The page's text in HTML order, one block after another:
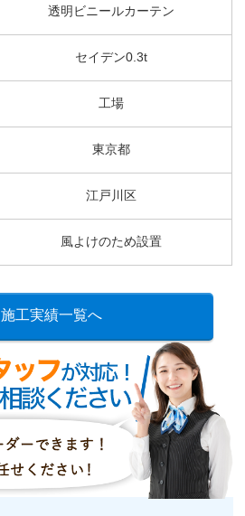
透明ビニールカーテン
セイデン0.3t
工場
東京都
江戸川区
風よけのため設置
施工実績一覧へ